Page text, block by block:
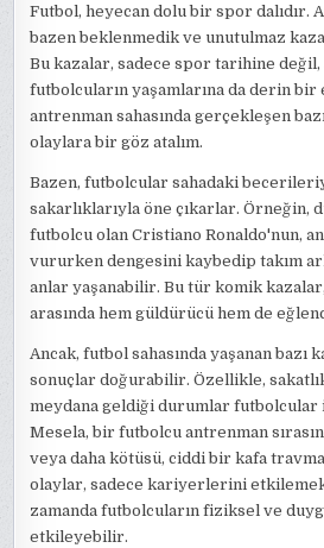
Futbol, heyecan dolu bir spor dalıdır.
bazen beklenmedik ve unutulmaz
Bu kazalar, sadece spor tarihine değil,
futbolcuların yaşamlarına da derin
antrenman sahasında gerçekleşen
olaylara bir göz atalım.
Bazen, futbolcular sahadaki
sakarlıklarıyla öne çıkarlar. Örneğin,
futbolcu olan Cristiano Ronaldo'nun,
vururken dengesini kaybedip takım
anlar yaşanabilir. Bu tür komik
arasında hem güldürücü hem de
Ancak, futbol sahasında yaşanan bazı
sonuçlar doğurabilir. Özellikle,
meydana geldiği durumlar
Mesela, bir futbolcu antrenman
veya daha kötüsü, ciddi bir kafa
olaylar, sadece kariyerlerini
zamanda futbolcuların fiziksel ve
etkileyebilir.